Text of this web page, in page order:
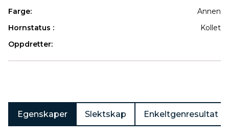
Farge:
Annen
Hornstatus :
Kollet
Oppdretter:
Egenskaper Slektskap Enkeltgenresultat